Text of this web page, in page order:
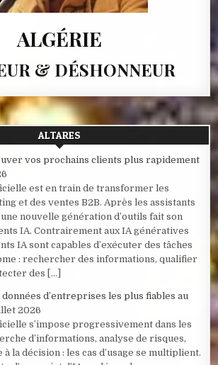
ALGÉRIE
& DÉSHONNEUR
ALTARES
vos prochains clients plus rapidement
est en train de transformer les
et des ventes B2B. Après les assistants
nouvelle génération d’outils fait son
IA. Contrairement aux IA génératives
IA sont capables d’exécuter des tâches
: rechercher des informations, qualifier
des […]
données d’entreprises les plus fiables au
2026
s’impose progressivement dans les
d’informations, analyse de risques,
la décision : les cas d’usage se multiplient.